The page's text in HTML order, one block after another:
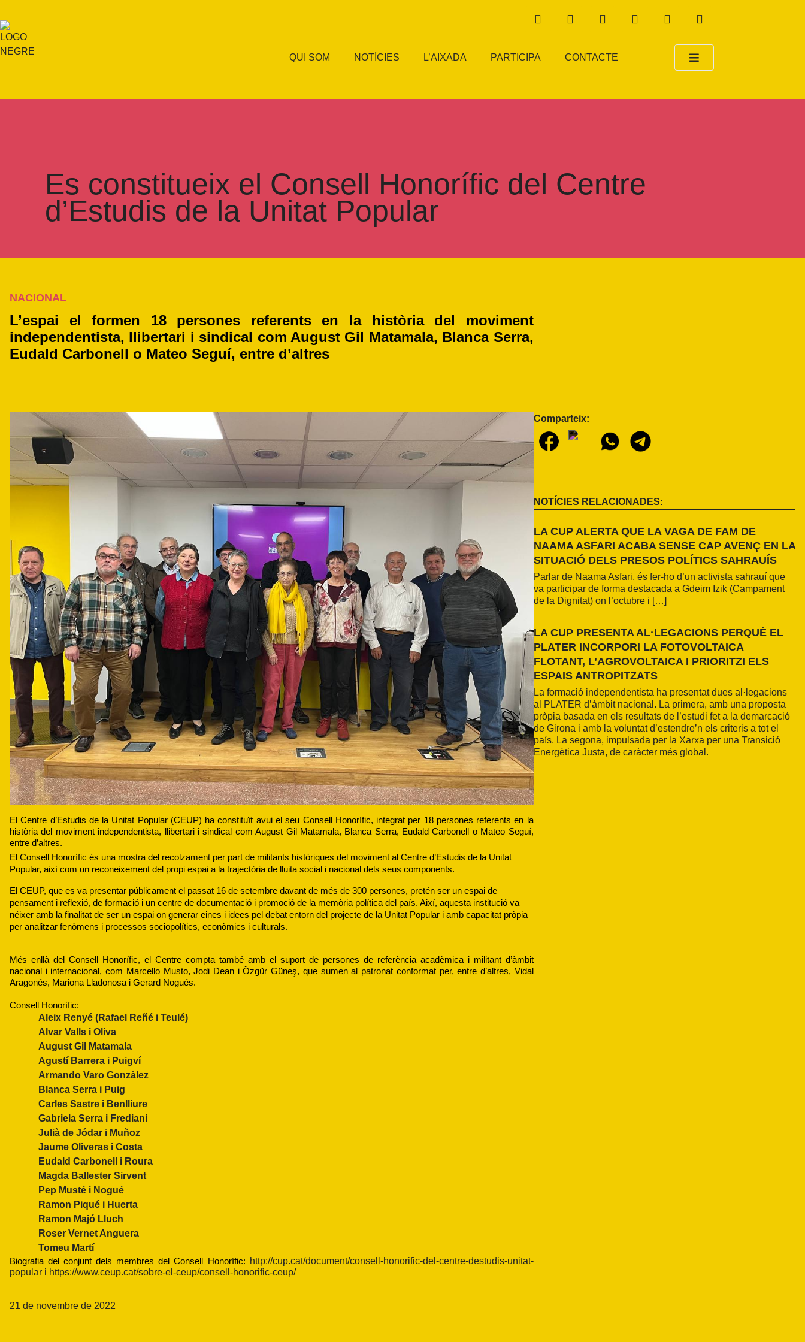
QUI SOM NOTÍCIES L’AIXADA PARTICIPA CONTACTE
Es constitueix el Consell Honorífic del Centre
d’Estudis de la Unitat Popular
NACIONAL
L’espai el formen 18 persones referents en la història del moviment
independentista, llibertari i sindical com August Gil Matamala, Blanca Serra,
Eudald Carbonell o Mateo Seguí, entre d’altres
El Centre d’Estudis de la Unitat Popular (CEUP) ha constituït avui el seu Consell Honorífic, integrat per 18 persones referents en la
història del moviment independentista, llibertari i sindical com August Gil Matamala, Blanca Serra, Eudald Carbonell o Mateo Seguí,
entre d’altres.
El Consell Honorífic és una mostra del recolzament per part de militants històriques del moviment al Centre d’Estudis de la Unitat
Popular, així com un reconeixement del propi espai a la trajectòria de lluita social i nacional dels seus components.
El CEUP, que es va presentar públicament el passat 16 de setembre davant de més de 300 persones, pretén ser un espai de
pensament i reflexió, de formació i un centre de documentació i promoció de la memòria política del país. Així, aquesta institució va
néixer amb la finalitat de ser un espai on generar eines i idees pel debat entorn del projecte de la Unitat Popular i amb capacitat pròpia
per analitzar fenòmens i processos sociopolítics, econòmics i culturals.
Més enllà del Consell Honorífic, el Centre compta també amb el suport de persones de referència acadèmica i militant d’àmbit
nacional i internacional, com Marcello Musto, Jodi Dean i Özgür Güneş, que sumen al patronat conformat per, entre d’altres, Vidal
Aragonés, Mariona Lladonosa i Gerard Nogués.
Consell Honorífic:
Aleix Renyé (Rafael Reñé i Teulé)
Alvar Valls i Oliva
August Gil Matamala
Agustí Barrera i Puigví
Armando Varo Gonzàlez
Blanca Serra i Puig
Carles Sastre i Benlliure
Gabriela Serra i Frediani
Julià de Jódar i Muñoz
Jaume Oliveras i Costa
Eudald Carbonell i Roura
Magda Ballester Sirvent
Pep Musté i Nogué
Ramon Piqué i Huerta
Ramon Majó Lluch
Roser Vernet Anguera
Tomeu Martí
Biografia del conjunt dels membres del Consell Honorífic:
http://cup.cat/document/consell-honorific-del-centre-destudis-unitat-
popular i https://www.ceup.cat/sobre-el-ceup/consell-honorific-ceup/
21 de novembre de 2022
Comparteix:
NOTÍCIES RELACIONADES:
LA CUP ALERTA QUE LA VAGA DE FAM DE
NAAMA ASFARI ACABA SENSE CAP AVENÇ EN LA
SITUACIÓ DELS PRESOS POLÍTICS SAHRAUÍS
Parlar de Naama Asfari, és fer-ho d’un activista sahrauí que
va participar de forma destacada a Gdeim Izik (Campament
de la Dignitat) on l’octubre i […]
LA CUP PRESENTA AL·LEGACIONS PERQUÈ EL
PLATER INCORPORI LA FOTOVOLTAICA
FLOTANT, L’AGROVOLTAICA I PRIORITZI ELS
ESPAIS ANTROPITZATS
La formació independentista ha presentat dues al·legacions
al PLATER d’àmbit nacional. La primera, amb una proposta
pròpia basada en els resultats de l’estudi fet a la demarcació
de Girona i amb la voluntat d’estendre’n els criteris a tot el
país. La segona, impulsada per la Xarxa per una Transició
Energètica Justa, de caràcter més global.